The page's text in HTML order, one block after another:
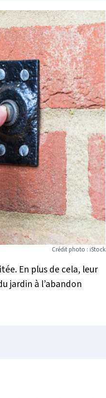
Crédit photo : iStock
En plus de cela, leur
jardin à l’abandon